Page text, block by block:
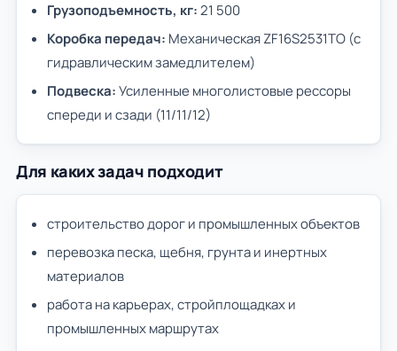
Грузоподъемность, кг:21 500
Коробка передач: Механическая ZF16S2531TO (с
гидравлическим замедлителем)
Подвеска:Усиленные многолистовые рессоры
спереди и сзади (11/11/12)
Для каких задач подходит
строительство дорог и промышленных объектов
перевозка песка, щебня, грунта и инертных
материалов
работа на карьерах, стройплощадках и
промышленных маршрутах